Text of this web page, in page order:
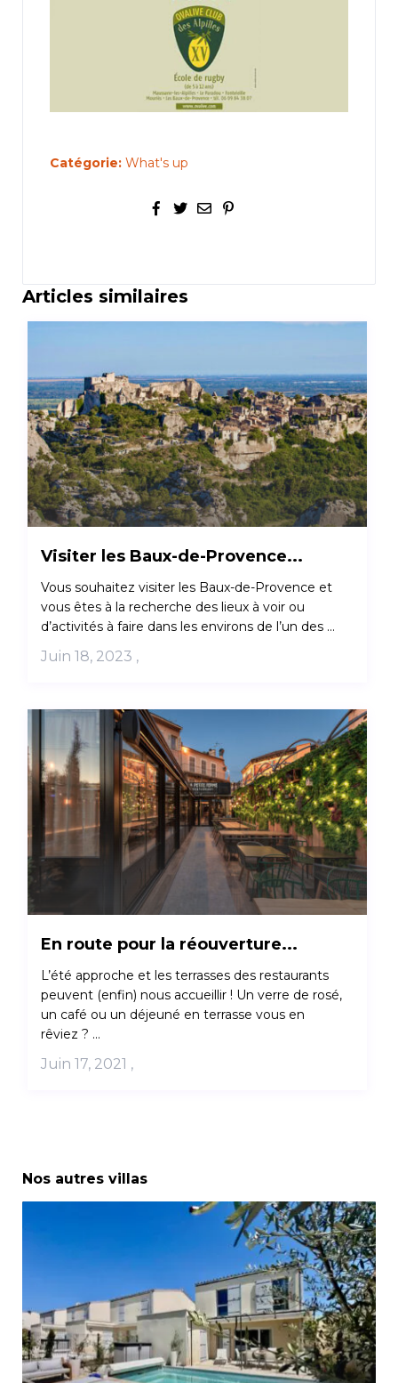
Catégorie: What's up
Articles similaires
Visiter les Baux-de-Provence...
Vous souhaitez visiter les Baux-de-Provence et
vous êtes à la recherche des lieux à voir ou
d’activités à faire dans les environs de l’un des ...
Juin 18, 2023 ,
En route pour la réouverture...
L’été approche et les terrasses des restaurants
peuvent (enfin) nous accueillir ! Un verre de rosé,
un café ou un déjeuné en terrasse vous en
rêviez ? ...
Juin 17, 2021 ,
Nos autres villas